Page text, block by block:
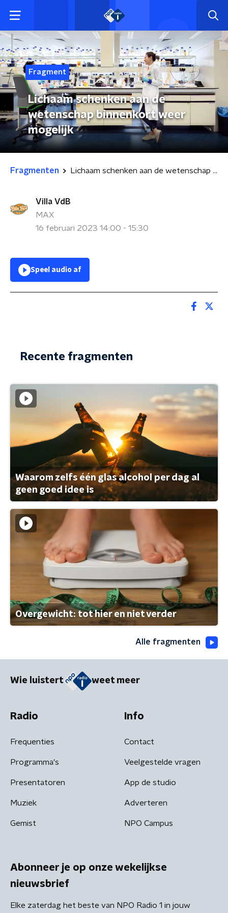
Fragment
Lichaam schenken aan de
wetenschap binnenkort weer
mogelijk
Fragmenten Lichaam schenken aan de wetenschap binnenkort weer mogelijk
Villa VdB
MAX
16 februari 2023 14:00 - 15:30
Speel audio af
Recente fragmenten
Waarom zelfs één glas alcohol per dag al
geen goed idee is
Overgewicht: tot hier en niet verder
Alle fragmenten
Wie luistert weet meer
Radio
Frequenties
Programma's
Presentatoren
Muziek
Gemist
Info
Contact
Veelgestelde vragen
App de studio
Adverteren
NPO Campus
Abonneer je op onze wekelijkse
nieuwsbrief
Elke zaterdag het beste van NPO Radio 1 in jouw